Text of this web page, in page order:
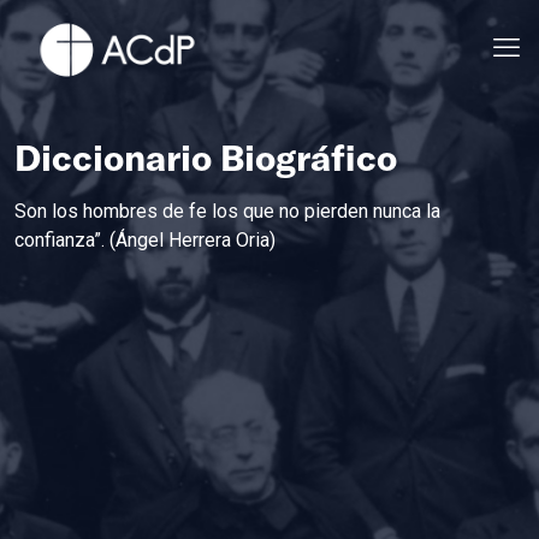
Diccionario Biográfico
Son los hombres de fe los que no pierden nunca la
confianza”. (Ángel Herrera Oria)